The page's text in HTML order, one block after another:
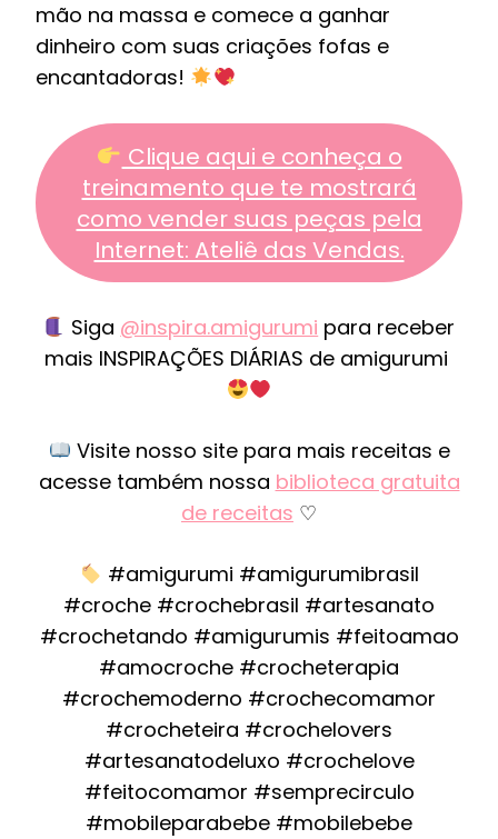
mão na massa e comece a ganhar
dinheiro com suas criações fofas e
encantadoras!
Clique aqui e conheça o
treinamento que te mostrará
como vender suas peças pela
Internet: Ateliê das Vendas.
Siga @inspira.amigurumi para receber
mais INSPIRAÇÕES DIÁRIAS de amigurumi
Visite nosso site para mais receitas e
acesse também nossa biblioteca gratuita
de receitas ♡
#amigurumi #amigurumibrasil
#croche #crochebrasil #artesanato
#crochetando #amigurumis #feitoamao
#amocroche #crocheterapia
#crochemoderno #crochecomamor
#crocheteira #crochelovers
#artesanatodeluxo #crochelove
#feitocomamor #semprecirculo
#mobileparabebe #mobilebebe